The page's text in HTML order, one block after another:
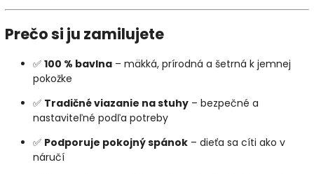
Prečo si ju zamilujete
✅ 100 % bavlna – mäkká, prírodná a šetrná k jemnej
pokožke
✅ Tradičné viazanie na stuhy – bezpečné a
nastaviteľné podľa potreby
✅ Podporuje pokojný spánok – dieťa sa cíti ako v
náručí